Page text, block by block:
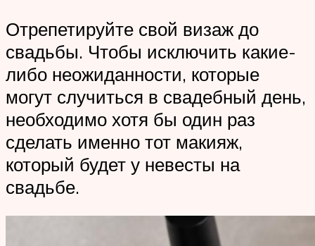
Отрепетируйте свой визаж до
свадьбы. Чтобы исключить какие-
либо неожиданности, которые
могут случиться в свадебный день,
необходимо хотя бы один раз
сделать именно тот макияж,
который будет у невесты на
свадьбе.